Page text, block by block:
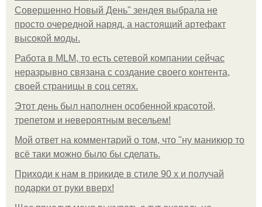
Совершенно Новый День" зендея выбрала не
просто очередной наряд, а настоящий артефакт
высокой моды.
Работа в MLM, то есть сетевой компании сейчас
неразрывно связана с создание своего контента,
своей страницы в соц сетях.
Этот день был наполнен особенной красотой,
трепетом и невероятным весельем!
Мой ответ на комментарий о том, что "ну маникюр то
всё таки можно было бы сделать.
Приходи к нам в прикиде в стиле 90 х и получай
подарки от руки вверх!